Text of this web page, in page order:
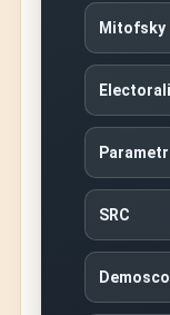
Mitofsky
SRC